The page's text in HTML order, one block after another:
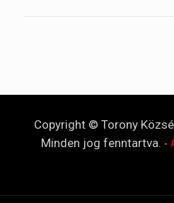
Copyright © Torony
Minden jog fenntartva. -